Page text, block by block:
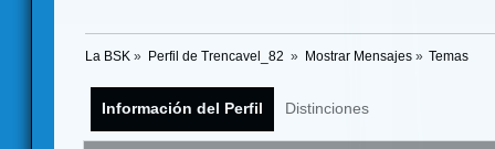
La BSK » Perfil de Trencavel_82 » Mostrar Mensajes» Temas
Información del Perfil Distinciones